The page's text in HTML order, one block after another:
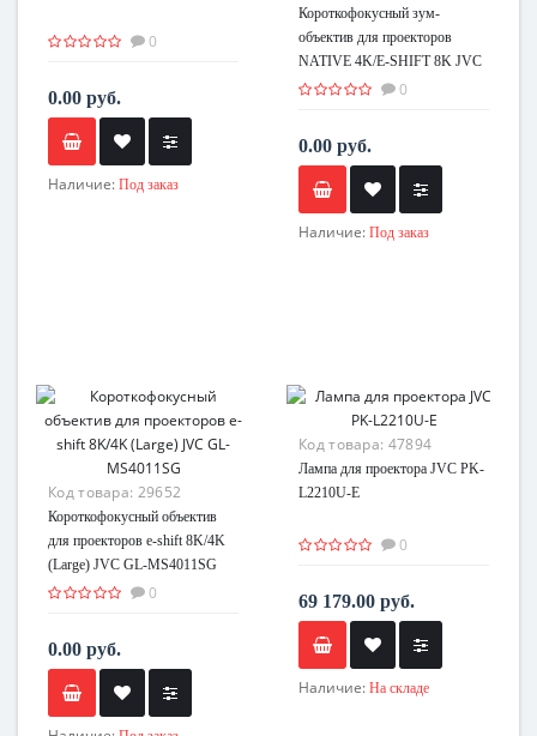
0
0.00 руб.
Наличие: Под заказ
Короткофокусный зум-
объектив для проекторов
NATIVE 4K/E-SHIFT 8K JVC
GL-MZ4009SZW0
0.00 руб.
Наличие: Под заказ
Код товара: 29652
Короткофокусный объектив
для проекторов e-shift 8K/4K
(Large) JVC GL-MS4011SG
0
0.00 руб.
Код товара: 47894
Лампа для проектора JVC PK-
L2210U-E
0
69 179.00 руб.
Наличие: На складе